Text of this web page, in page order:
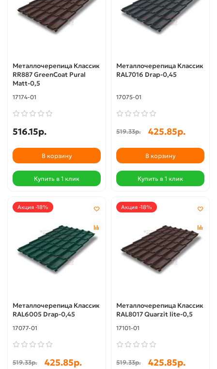
Металлочерепица Классик
RR887 GreenCoat Pural
Matt-0,5
17174-01
516.15р.
В корзину
Купить в 1 клик
Металлочерепица Классик
RAL7016 Drap-0,45
17075-01
519.33р. 425.85р.
В корзину
Купить в 1 клик
Акция -18%
Металлочерепица Классик
RAL6005 Drap-0,45
17077-01
519.33р. 425.85р.
Акция -18%
Металлочерепица Классик
RAL8017 Quarzit lite-0,5
17101-01
519.33р. 425.85р.